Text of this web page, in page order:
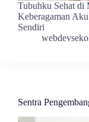
Tubuhku Sehat di
Keberagaman
Sendiri
Sentra